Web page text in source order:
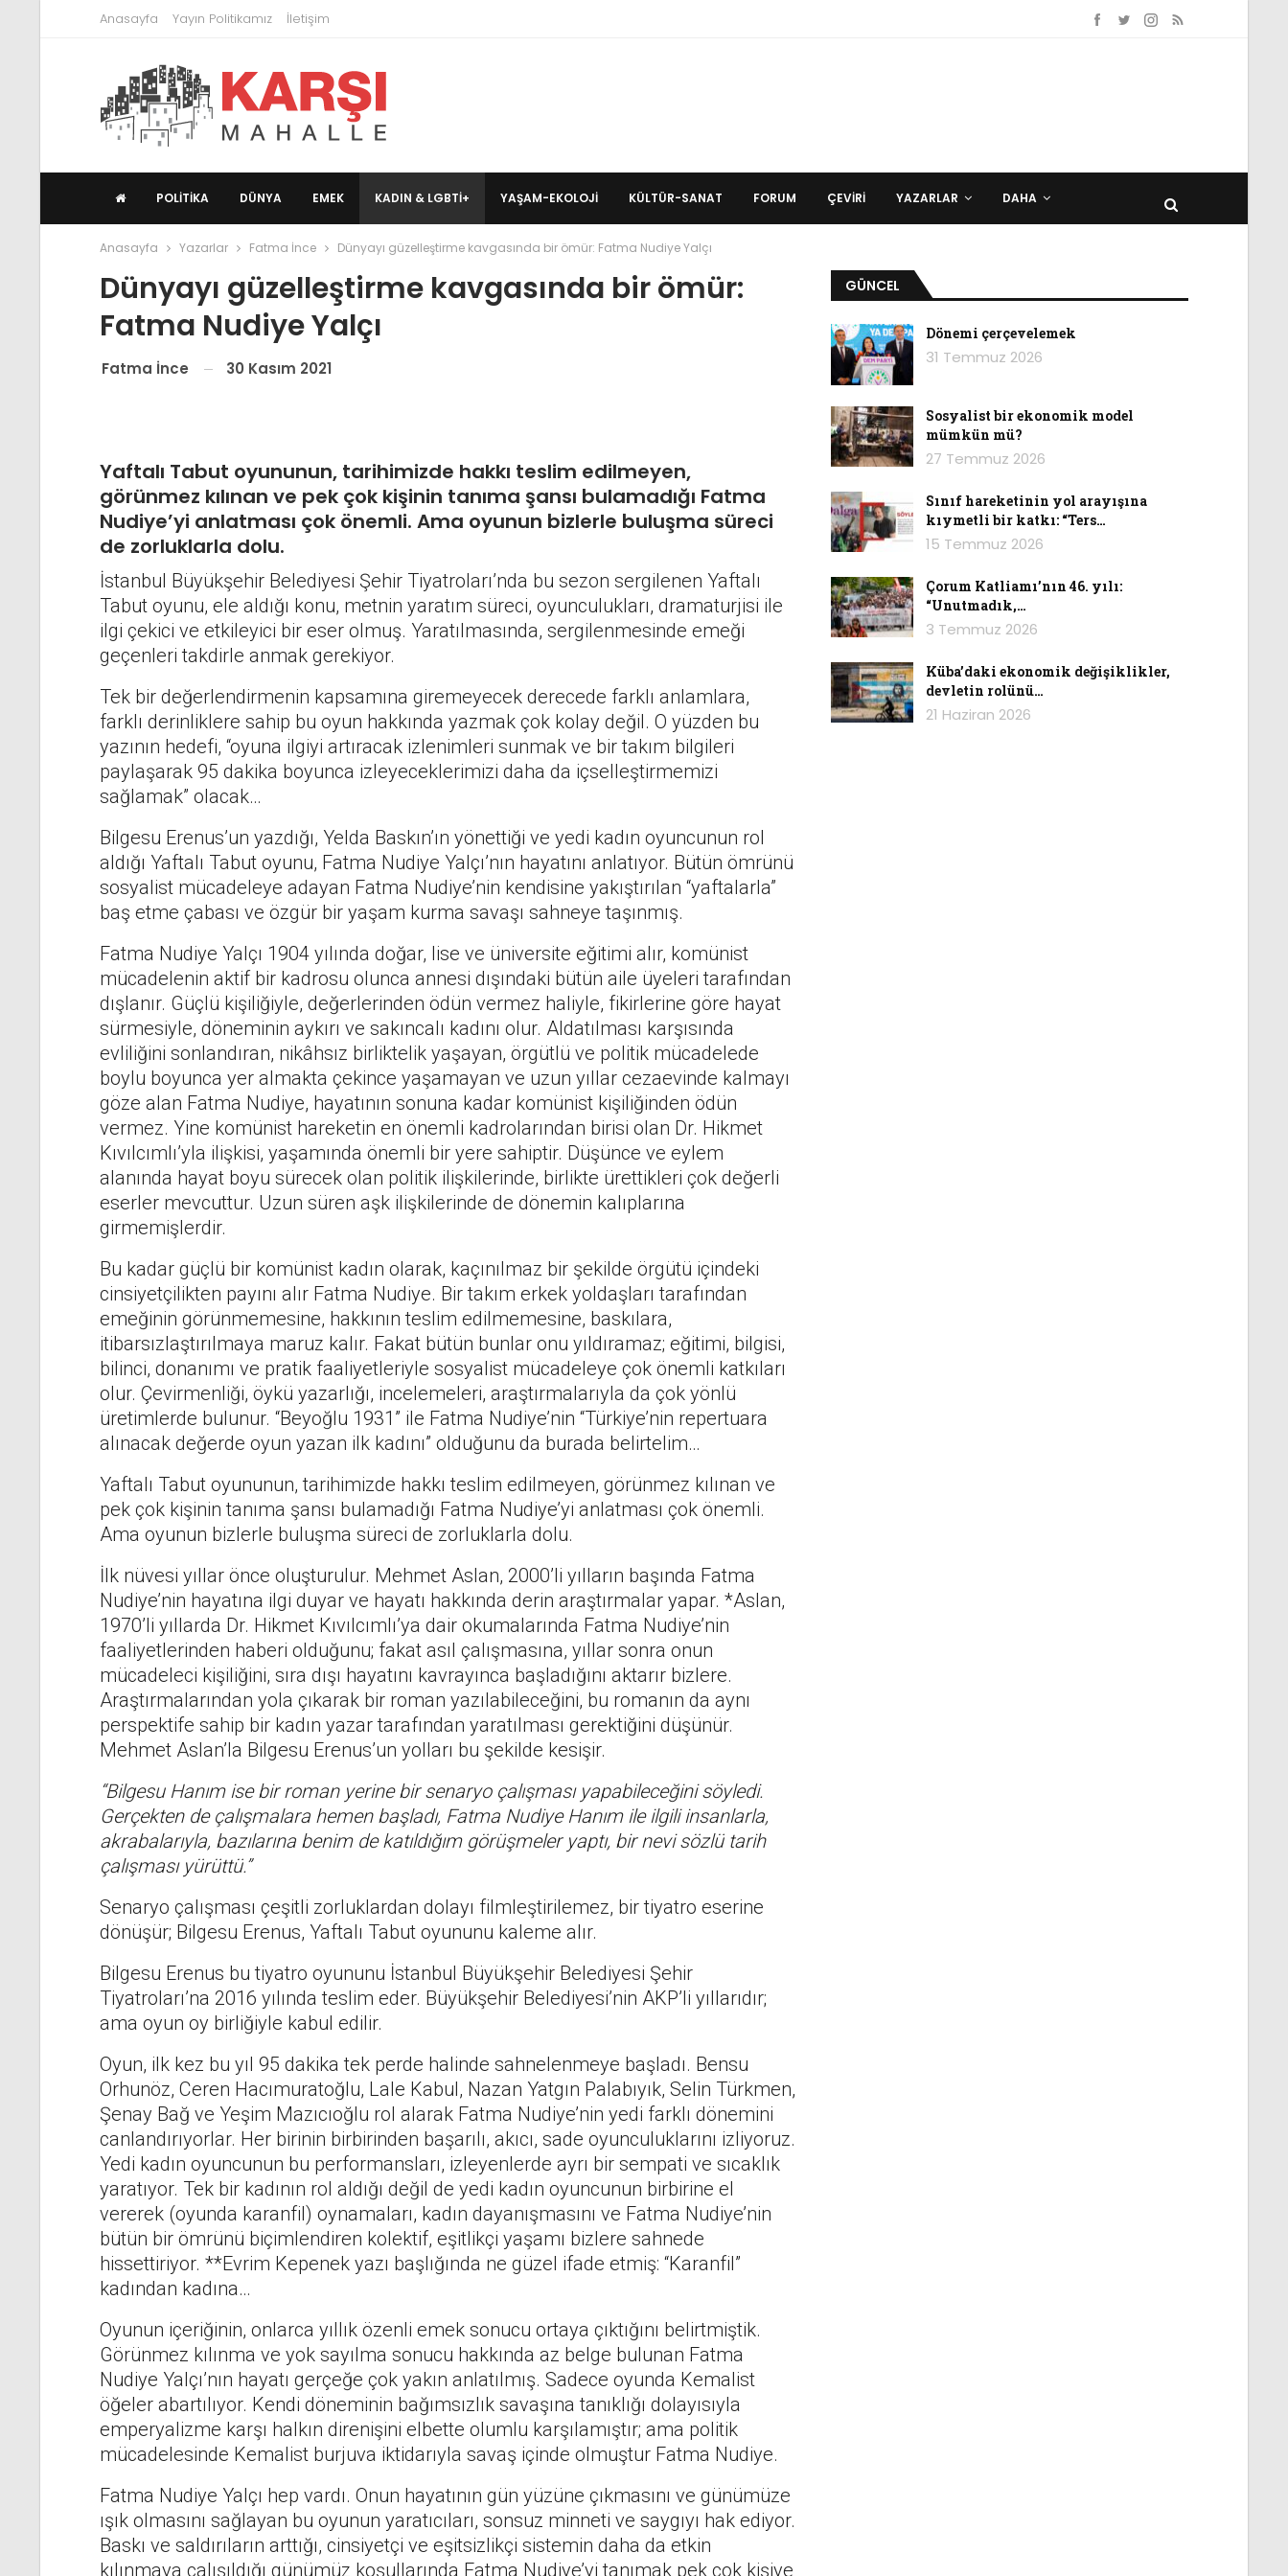
Anasayfa Yayın Politikamız İletişim
POLITIKA DÜNYA EMEK KADIN & LGBTİ+ YAŞAM-EKOLOJI KÜLTÜR-SANAT FORUM ÇEVIRI YAZARLAR DAHA
Anasayfa Yazarlar Fatma İnce Dünyayı güzelleştirme kavgasında bir ömür: Fatma Nudiye Yalçı
Dünyayı güzelleştirme kavgasında bir ömür:
Fatma Nudiye Yalçı
Fatma İnce 30 Kasım 2021
Yaftalı Tabut oyununun, tarihimizde hakkı teslim edilmeyen,
görünmez kılınan ve pek çok kişinin tanıma şansı bulamadığı Fatma
Nudiye’yi anlatması çok önemli. Ama oyunun bizlerle buluşma süreci
de zorluklarla dolu.
İstanbul Büyükşehir Belediyesi Şehir Tiyatroları’nda bu sezon sergilenen Yaftalı
Tabut oyunu, ele aldığı konu, metnin yaratım süreci, oyunculukları, dramaturjisi ile
ilgi çekici ve etkileyici bir eser olmuş. Yaratılmasında, sergilenmesinde emeği
geçenleri takdirle anmak gerekiyor.
Tek bir değerlendirmenin kapsamına giremeyecek derecede farklı anlamlara,
farklı derinliklere sahip bu oyun hakkında yazmak çok kolay değil. O yüzden bu
yazının hedefi, “oyuna ilgiyi artıracak izlenimleri sunmak ve bir takım bilgileri
paylaşarak 95 dakika boyunca izleyeceklerimizi daha da içselleştirmemizi
sağlamak” olacak…
Bilgesu Erenus’un yazdığı, Yelda Baskın’ın yönettiği ve yedi kadın oyuncunun rol
aldığı Yaftalı Tabut oyunu, Fatma Nudiye Yalçı’nın hayatını anlatıyor. Bütün ömrünü
sosyalist mücadeleye adayan Fatma Nudiye’nin kendisine yakıştırılan “yaftalarla”
baş etme çabası ve özgür bir yaşam kurma savaşı sahneye taşınmış.
Fatma Nudiye Yalçı 1904 yılında doğar, lise ve üniversite eğitimi alır, komünist
mücadelenin aktif bir kadrosu olunca annesi dışındaki bütün aile üyeleri tarafından
dışlanır. Güçlü kişiliğiyle, değerlerinden ödün vermez haliyle, fikirlerine göre hayat
sürmesiyle, döneminin aykırı ve sakıncalı kadını olur. Aldatılması karşısında
evliliğini sonlandıran, nikâhsız birliktelik yaşayan, örgütlü ve politik mücadelede
boylu boyunca yer almakta çekince yaşamayan ve uzun yıllar cezaevinde kalmayı
göze alan Fatma Nudiye, hayatının sonuna kadar komünist kişiliğinden ödün
vermez. Yine komünist hareketin en önemli kadrolarından birisi olan Dr. Hikmet
Kıvılcımlı’yla ilişkisi, yaşamında önemli bir yere sahiptir. Düşünce ve eylem
alanında hayat boyu sürecek olan politik ilişkilerinde, birlikte ürettikleri çok değerli
eserler mevcuttur. Uzun süren aşk ilişkilerinde de dönemin kalıplarına
girmemişlerdir.
Bu kadar güçlü bir komünist kadın olarak, kaçınılmaz bir şekilde örgütü içindeki
cinsiyetçilikten payını alır Fatma Nudiye. Bir takım erkek yoldaşları tarafından
emeğinin görünmemesine, hakkının teslim edilmemesine, baskılara,
itibarsızlaştırılmaya maruz kalır. Fakat bütün bunlar onu yıldıramaz; eğitimi, bilgisi,
bilinci, donanımı ve pratik faaliyetleriyle sosyalist mücadeleye çok önemli katkıları
olur. Çevirmenliği, öykü yazarlığı, incelemeleri, araştırmalarıyla da çok yönlü
üretimlerde bulunur. “Beyoğlu 1931” ile Fatma Nudiye’nin “Türkiye’nin repertuara
alınacak değerde oyun yazan ilk kadını” olduğunu da burada belirtelim…
Yaftalı Tabut oyununun, tarihimizde hakkı teslim edilmeyen, görünmez kılınan ve
pek çok kişinin tanıma şansı bulamadığı Fatma Nudiye’yi anlatması çok önemli.
Ama oyunun bizlerle buluşma süreci de zorluklarla dolu.
İlk nüvesi yıllar önce oluşturulur. Mehmet Aslan, 2000’li yılların başında Fatma
Nudiye’nin hayatına ilgi duyar ve hayatı hakkında derin araştırmalar yapar. *Aslan,
1970’li yıllarda Dr. Hikmet Kıvılcımlı’ya dair okumalarında Fatma Nudiye’nin
faaliyetlerinden haberi olduğunu; fakat asıl çalışmasına, yıllar sonra onun
mücadeleci kişiliğini, sıra dışı hayatını kavrayınca başladığını aktarır bizlere.
Araştırmalarından yola çıkarak bir roman yazılabileceğini, bu romanın da aynı
perspektife sahip bir kadın yazar tarafından yaratılması gerektiğini düşünür.
Mehmet Aslan’la Bilgesu Erenus’un yolları bu şekilde kesişir.
“Bilgesu Hanım ise bir roman yerine bir senaryo çalışması yapabileceğini söyledi.
Gerçekten de çalışmalara hemen başladı, Fatma Nudiye Hanım ile ilgili insanlarla,
akrabalarıyla, bazılarına benim de katıldığım görüşmeler yaptı, bir nevi sözlü tarih
çalışması yürüttü.”
Senaryo çalışması çeşitli zorluklardan dolayı filmleştirilemez, bir tiyatro eserine
dönüşür; Bilgesu Erenus, Yaftalı Tabut oyununu kaleme alır.
Bilgesu Erenus bu tiyatro oyununu İstanbul Büyükşehir Belediyesi Şehir
Tiyatroları’na 2016 yılında teslim eder. Büyükşehir Belediyesi’nin AKP’li yıllarıdır;
ama oyun oy birliğiyle kabul edilir.
Oyun, ilk kez bu yıl 95 dakika tek perde halinde sahnelenmeye başladı. Bensu
Orhunöz, Ceren Hacımuratoğlu, Lale Kabul, Nazan Yatgın Palabıyık, Selin Türkmen,
Şenay Bağ ve Yeşim Mazıcıoğlu rol alarak Fatma Nudiye’nin yedi farklı dönemini
canlandırıyorlar. Her birinin birbirinden başarılı, akıcı, sade oyunculuklarını izliyoruz.
Yedi kadın oyuncunun bu performansları, izleyenlerde ayrı bir sempati ve sıcaklık
yaratıyor. Tek bir kadının rol aldığı değil de yedi kadın oyuncunun birbirine el
vererek (oyunda karanfil) oynamaları, kadın dayanışmasını ve Fatma Nudiye’nin
bütün bir ömrünü biçimlendiren kolektif, eşitlikçi yaşamı bizlere sahnede
hissettiriyor. **Evrim Kepenek yazı başlığında ne güzel ifade etmiş: “Karanfil”
kadından kadına…
Oyunun içeriğinin, onlarca yıllık özenli emek sonucu ortaya çıktığını belirtmiştik.
Görünmez kılınma ve yok sayılma sonucu hakkında az belge bulunan Fatma
Nudiye Yalçı’nın hayatı gerçeğe çok yakın anlatılmış. Sadece oyunda Kemalist
öğeler abartılıyor. Kendi döneminin bağımsızlık savaşına tanıklığı dolayısıyla
emperyalizme karşı halkın direnişini elbette olumlu karşılamıştır; ama politik
mücadelesinde Kemalist burjuva iktidarıyla savaş içinde olmuştur Fatma Nudiye.
Fatma Nudiye Yalçı hep vardı. Onun hayatının gün yüzüne çıkmasını ve günümüze
ışık olmasını sağlayan bu oyunun yaratıcıları, sonsuz minneti ve saygıyı hak ediyor.
Baskı ve saldırıların arttığı, cinsiyetçi ve eşitsizlikçi sistemin daha da etkin
kılınmaya çalışıldığı günümüz koşullarında Fatma Nudiye’yi tanımak pek çok kişiye
GÜNCEL
Dönemi çerçevelemek
31 Temmuz 2026
Sosyalist bir ekonomik model
mümkün mü?
27 Temmuz 2026
Sınıf hareketinin yol arayışına
kıymetli bir katkı: “Ters…
15 Temmuz 2026
Çorum Katliamı’nın 46. yılı:
“Unutmadık,…
3 Temmuz 2026
Küba’daki ekonomik değişiklikler,
devletin rolünü…
21 Haziran 2026